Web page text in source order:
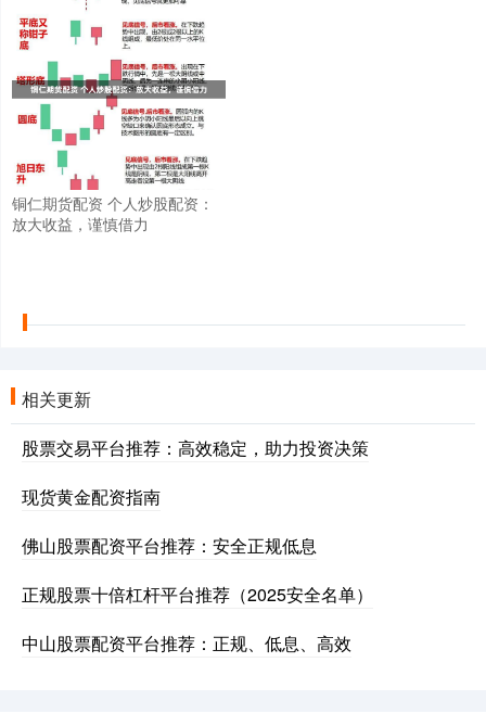
铜仁期货配资 个人炒股配资：
放大收益，谨慎借力
相关更新
股票交易平台推荐：高效稳定，助力投资决策
现货黄金配资指南
佛山股票配资平台推荐：安全正规低息
正规股票十倍杠杆平台推荐（2025安全名单）
中山股票配资平台推荐：正规、低息、高效